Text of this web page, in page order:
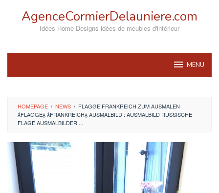
AgenceCormierDelauniere.com
Idées Home Designs idées de meubles d'intérieur
MENU
HOMEPAGE / NEWS / FLAGGE FRANKREICH ZUM AUSMALEN
FLAGGE FRANKREICH AUSMALBILD : AUSMALBILD RUSSISCHE
FLAGE AUSMALBILDER ...